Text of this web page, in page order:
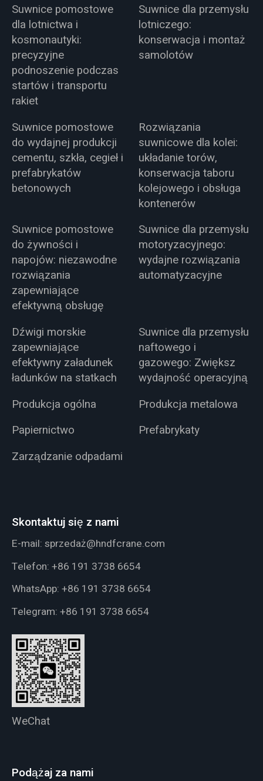
Suwnice pomostowe
dla lotnictwa i
kosmonautyki:
precyzyjne
podnoszenie podczas
startów i transportu
rakiet
Suwnice dla przemysłu
lotniczego:
konserwacja i montaż
samolotów
Suwnice pomostowe
do wydajnej produkcji
cementu, szkła, cegieł i
prefabrykatów
betonowych
Rozwiązania
suwnicowe dla kolei:
układanie torów,
konserwacja taboru
kolejowego i obsługa
kontenerów
Suwnice pomostowe
do żywności i
napojów: niezawodne
rozwiązania
zapewniające
efektywną obsługę
Suwnice dla przemysłu
motoryzacyjnego:
wydajne rozwiązania
automatyzacyjne
Dźwigi morskie
zapewniające
efektywny załadunek
ładunków na statkach
Suwnice dla przemysłu
naftowego i
gazowego: Zwiększ
wydajność operacyjną
Produkcja ogólna
Produkcja metalowa
Papiernictwo
Prefabrykaty
Zarządzanie odpadami
Skontaktuj się z nami
E-mail: sprzedaż@hndfcrane.com
Telefon: +86 191 3738 6654
WhatsApp: +86 191 3738 6654
Telegram: +86 191 3738 6654
WeChat
Podążaj za nami